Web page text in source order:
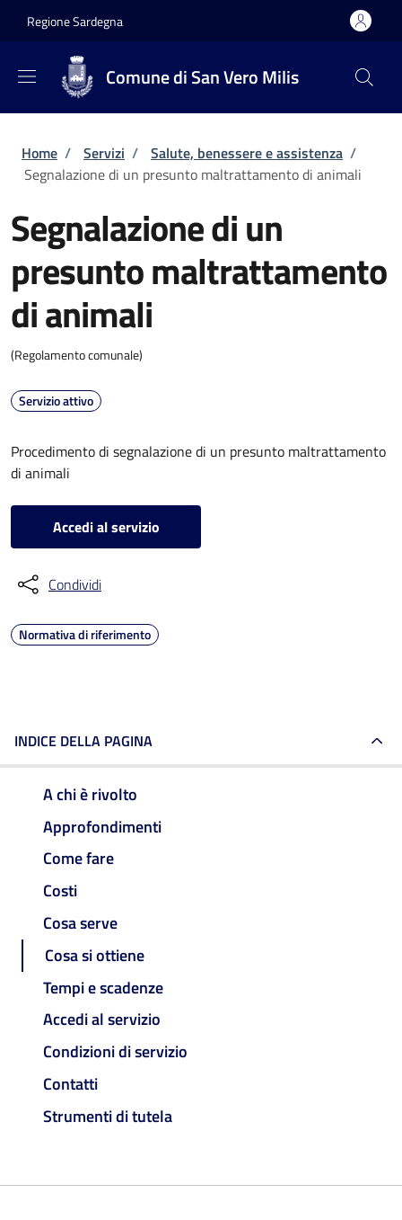
Regione Sardegna
Comune di San Vero Milis
Briciole di pane
Home / Servizi / Salute, benessere e assistenza /
Segnalazione di un presunto maltrattamento di animali
Segnalazione di un
presunto maltrattamento
di animali
(Regolamento comunale)
Servizio attivo
Procedimento di segnalazione di un presunto maltrattamento
di animali
Accedi al servizio
Condividi
Normativa di riferimento
INDICE DELLA PAGINA
A chi è rivolto
Approfondimenti
Come fare
Costi
Cosa serve
Cosa si ottiene
Tempi e scadenze
Accedi al servizio
Condizioni di servizio
Contatti
Strumenti di tutela